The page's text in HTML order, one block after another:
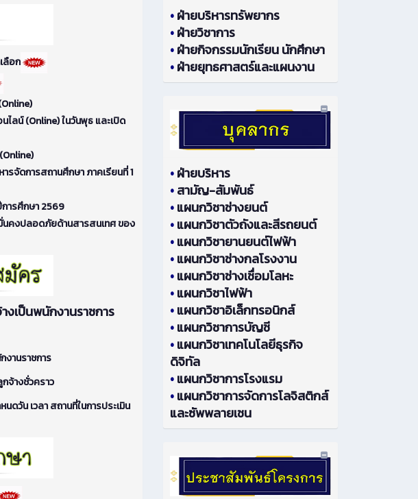
ลือก
ลน์ (Online) ในวันพุธ และเปิด
รจัดการสถานศึกษา ภาคเรียนที่ 1
ารศึกษา 2569
นคงปลอดภัยด้านสารสนเทศ ของ
งเป็นพนักงานราชการ
งานราชการ
จ้างชั่วคราว
ดวัน เวลา สถานที่ในการประเมิน
•ฝ่ายบริหารทรัพยากร
•ฝ่ายวิชาการ
•ฝ่ายกิจกรรมนักเรียน นักศึกษา
•ฝ่ายยุทธศาสตร์และแผนงาน
•ฝ่ายบริหาร
•สามัญ-สัมพันธ์
•แผนกวิชาช่างยนต์
•แผนกวิชาตัวถังและสีรถยนต์
•แผนกวิชายานยนต์ไฟฟ้า
•แผนกวิชาช่างกลโรงงาน
•แผนกวิชาช่างเชื่อมโลหะ
•แผนกวิชาไฟฟ้า
•แผนกวิชาอิเล็กทรอนิกส์
•แผนกวิชาการบัญชี
•แผนกวิชาเทคโนโลยีธุรกิจ
ดิจิทัล
•แผนกวิชาการโรงแรม
•แผนกวิชาการจัดการโลจิสติกส์
และซัพพลายเชน